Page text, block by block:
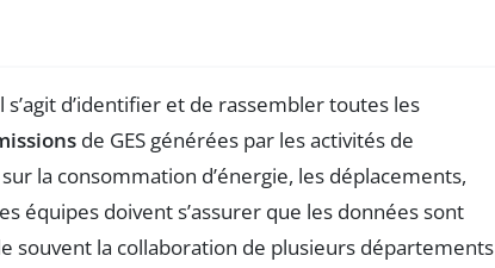
d’identifier et de rassembler toutes les
de GES générées par les activités de
la consommation d’énergie, les déplacements,
équipes doivent s’assurer que les données sont
souvent la collaboration de plusieurs départements